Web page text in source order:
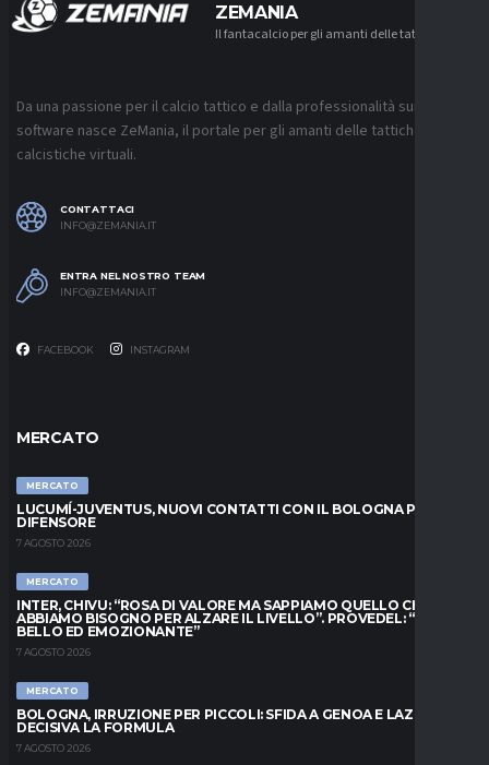
ZEMANIA
Il fantacalcio per gli amanti delle tattiche
Da una passione per il calcio tattico e dalla professionalità sui
software nasce ZeMania, il portale per gli amanti delle tattiche
calcistiche virtuali.
CONTATTACI
INFO@ZEMANIA.IT
ENTRA NEL NOSTRO TEAM
INFO@ZEMANIA.IT
FACEBOOK INSTAGRAM
MERCATO
MERCATO
LUCUMÍ-JUVENTUS, NUOVI CONTATTI CON IL BOLOGNA PER IL
DIFENSORE
7 AGOSTO 2026
MERCATO
INTER, CHIVU: “ROSA DI VALORE MA SAPPIAMO QUELLO CHE
ABBIAMO BISOGNO PER ALZARE IL LIVELLO”. PROVEDEL: “MESE
BELLO ED EMOZIONANTE”
7 AGOSTO 2026
MERCATO
BOLOGNA, IRRUZIONE PER PICCOLI: SFIDA A GENOA E LAZIO,
DECISIVA LA FORMULA
7 AGOSTO 2026